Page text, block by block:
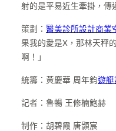
射的是平易近生牽掛，傳
策劃： 醫美診所設計商業
果我的愛是X，那林天秤
啊！」
統籌：黃慶華 周年鈞遊艇
記者：魯暢 王修楠鮑赫
制作：胡碧霞 唐顥宸